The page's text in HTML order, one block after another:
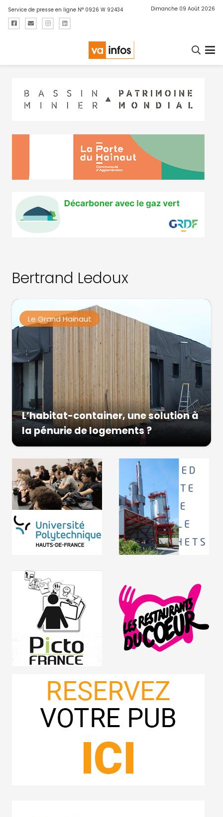
Service de presse en ligne N° 0926 W 92434 Dimanche 09 Août 2026
Bertrand Ledoux
Le Grand Hainaut
L’habitat-container, une solution à
la pénurie de logements ?